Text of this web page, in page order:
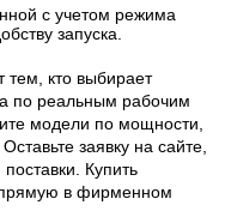
с учетом режима
запуска.
тем, кто выбирает
по реальным рабочим
модели по мощности,
заявку на сайте,
Купить
в фирменном